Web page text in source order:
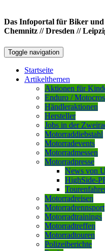
Das Infoportal für Biker
Chemnitz // Dresden //
Toggle navigation
Startseite
Artikelthemen
Aktionen für
Enduro /
Händleraktionen
Hersteller
Jobs in der
Motorraddiebstahl
Motorradevents
Motorradmessen
Motorradpresse
News von
HighSide-
Motorradreisen
Motorradrennsport
Motorradtrainings
Motorradtreffen
Motorradtouren
Polizeiberichte